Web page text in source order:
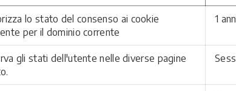
lo stato del consenso ai cookie
per il dominio corrente
1
gli stati dell'utente nelle diverse pagine